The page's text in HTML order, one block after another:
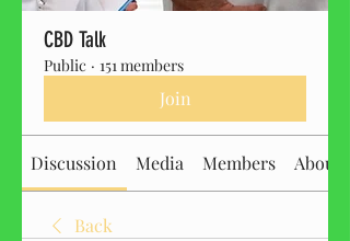
CBD Talk
Public · 151 members
Join
Discussion Media Members About
Back